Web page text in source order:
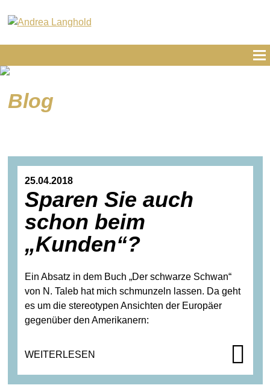
Blog
25.04.2018
Sparen Sie auch
schon beim
„Kunden“?
Ein Absatz in dem Buch „Der schwarze Schwan“
von N. Taleb hat mich schmunzeln lassen. Da geht
es um die stereotypen Ansichten der Europäer
gegenüber den Amerikanern:
WEITERLESEN